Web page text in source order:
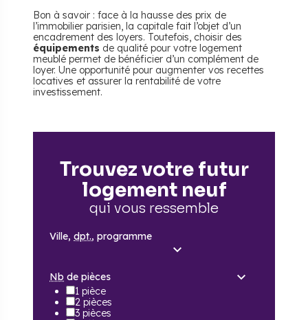
Bon à savoir : face à la hausse des prix de
l’immobilier parisien, la capitale fait l’objet d’un
encadrement des loyers. Toutefois, choisir des
équipements de qualité pour votre logement
meublé permet de bénéficier d’un complément de
loyer. Une opportunité pour augmenter vos recettes
locatives et assurer la rentabilité de votre
investissement.
Trouvez votre futur
logement neuf
qui vous ressemble
Ville, dpt., programme
Nb de pièces
1 pièce
2 pièces
3 pièces